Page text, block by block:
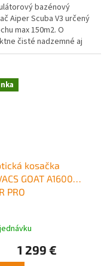
bazénový
Aiper Scuba V3 určený
max 150m2. O
čisté nadzemné aj
bazény sa postará
kosačka
GOAT A1600
PRO
1 299 €